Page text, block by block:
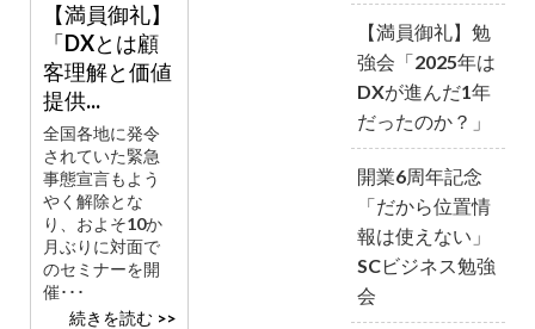
【満員御礼】
「DXとは顧
客理解と価値
提供...
全国各地に発令
されていた緊急
事態宣言もよう
やく解除とな
り、およそ10か
月ぶりに対面で
のセミナーを開
催･･･
続きを読む >>
【満員御礼】勉
強会「2025年は
DXが進んだ1年
だったのか？」
開業6周年記念
「だから位置情
報は使えない」
SCビジネス勉強
会